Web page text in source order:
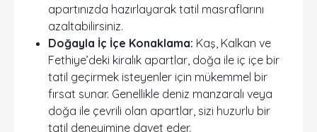
apartınızda hazırlayarak tatil masraflarını
azaltabilirsiniz.
Doğayla İç İçe Konaklama: Kaş, Kalkan ve
Fethiye’deki kiralık apartlar, doğa ile iç içe bir
tatil geçirmek isteyenler için mükemmel bir
fırsat sunar. Genellikle deniz manzaralı veya
doğa ile çevrili olan apartlar, sizi huzurlu bir
tatil deneyimine davet eder.